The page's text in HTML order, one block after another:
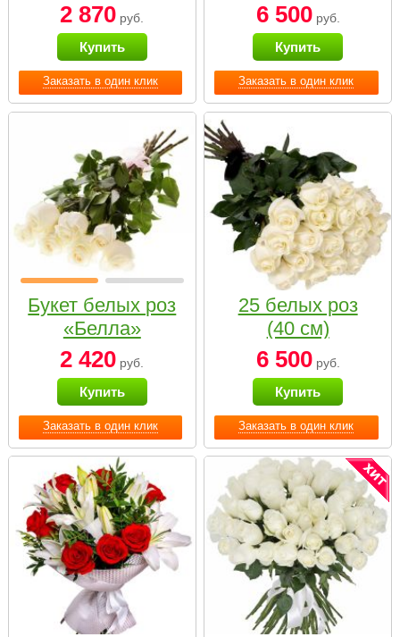
Заказать в один клик
2 870 руб.
Купить
Заказать в один клик
6 500руб.
Купить
Заказать в один клик
Букет белых роз
«Белла»
2 420 руб.
Купить
Заказать в один клик
25 белых роз
(40 см)
6 500руб.
Купить